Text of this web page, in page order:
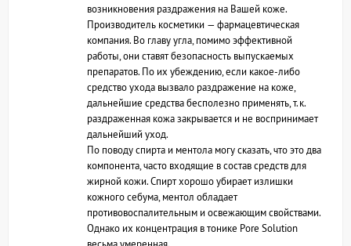
возникновения раздражения на Вашей коже.
Производитель косметики — фармацевтическая
компания. Во главу угла, помимо эффективной
работы, они ставят безопасность выпускаемых
препаратов. По их убеждению, если какое-либо
средство ухода вызвало раздражение на коже,
дальнейшие средства бесполезно применять, т.к.
раздраженная кожа закрывается и не воспринимает
дальнейший уход.
По поводу спирта и ментола могу сказать, что это два
компонента, часто входящие в состав средств для
жирной кожи. Спирт хорошо убирает излишки
кожного себума, ментол обладает
противовоспалительным и освежающим свойствами.
Однако их концентрация в тонике Pore Solution